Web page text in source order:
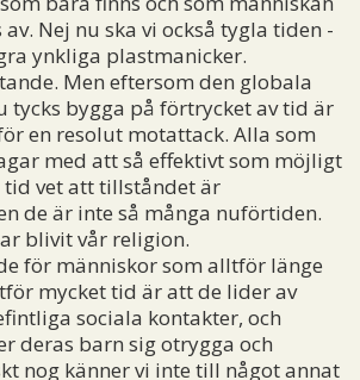
Nej nu ska vi också tygla tiden -
ynkliga plastmanicker.
Men eftersom den globala
tycks bygga på förtrycket av tid är
en resolut motattack. Alla som
med att så effektivt som möjligt
vet att tillståndet är
de är inte så många nuförtiden.
blivit vår religion.
för människor som alltför länge
mycket tid är att de lider av
sociala kontakter, och
deras barn sig otrygga och
nog känner vi inte till något annat